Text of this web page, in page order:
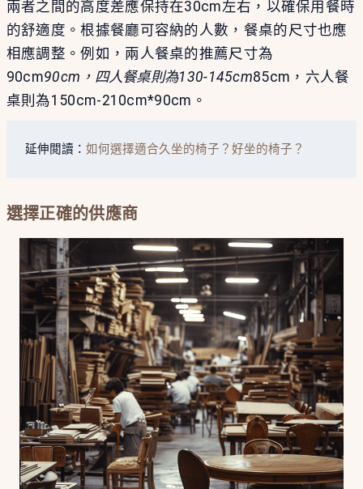
兩者之間的高度差應保持在30cm左右，以確保用餐時
的舒適度。根據餐廳可容納的人數，餐桌的尺寸也應
相應調整。例如，兩人餐桌的推薦尺寸為
90cm90cm，四人餐桌則為130-145cm85cm，六人餐
桌則為150cm-210cm*90cm。
延伸閲讀：如何選擇適合久坐的椅子？好坐的椅子？
選擇正確的供應商